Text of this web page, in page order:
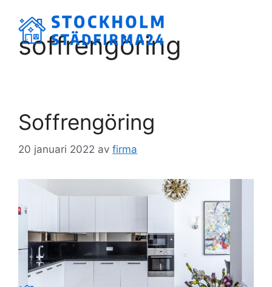
innehållsoffrengöring
Soffrengöring
20 januari 2022 av firma